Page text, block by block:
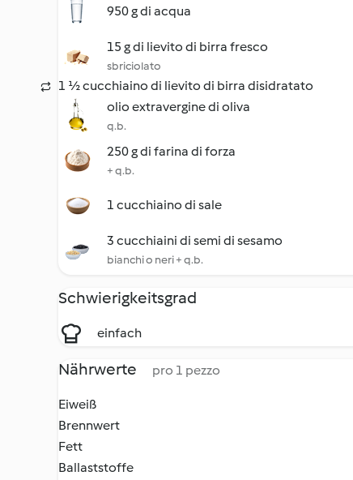
950 g di acqua
15 g di lievito di birra fresco
sbriciolato
1 ½ cucchiaino di lievito di birra disidratato
olio extravergine di oliva
q.b.
250 g di farina di forza
+ q.b.
1 cucchiaino di sale
3 cucchiaini di semi di sesamo
bianchi o neri + q.b.
Schwierigkeitsgrad
einfach
Nährwerte pro 1 pezzo
Eiweiß
Brennwert
Fett
Ballaststoffe